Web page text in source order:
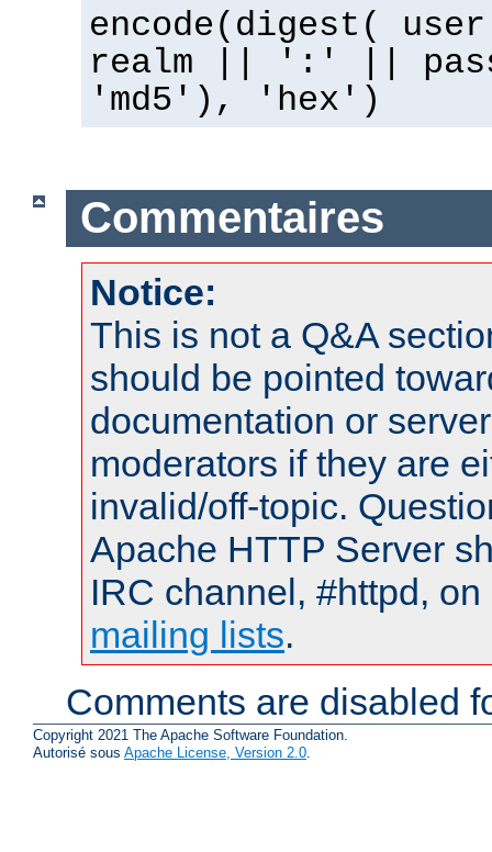
encode(digest(
realm || ':' ||
'md5'), 'hex')
Commentaires
Notice:
This is not a Q&A
should be pointed
documentation or
moderators if they are
invalid/off-topic.
Apache HTTP Server
IRC channel, #httpd,
mailing lists.
Comments are disabled
Copyright 2021 The Apache Software Foundation.
Autorisé sous Apache License, Version 2.0.